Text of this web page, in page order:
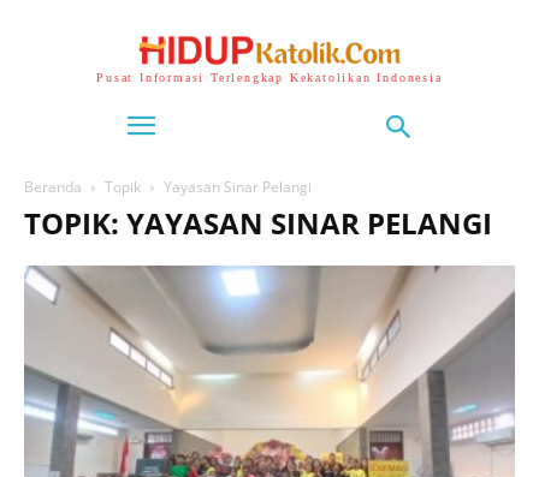
Pusat Informasi Terlengkap Kekatolikan Indonesia
Beranda Topik Yayasan Sinar Pelangi
TOPIK: YAYASAN SINAR PELANGI